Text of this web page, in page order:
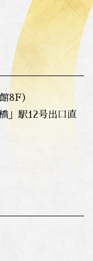
8F）
」駅12号出口直